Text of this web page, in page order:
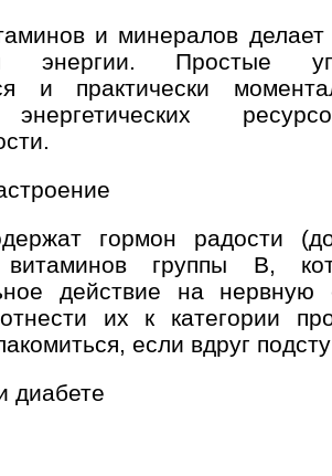
и минералов
энергии. Простые
и практически
гормон радости
витаминов группы В,
действие на нервную
их к категории
если вдруг
диабете